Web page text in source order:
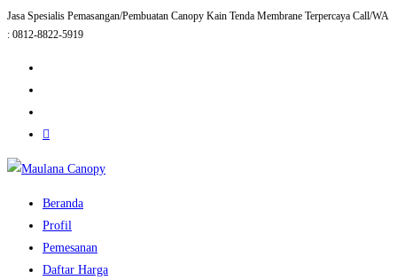
Skip
to
Jasa Spesialis Pemasangan/Pembuatan Canopy Kain Tenda Membrane Terpercaya Call/WA
: 0812-8822-5919
Beranda
Profil
Pemesanan
Daftar Harga